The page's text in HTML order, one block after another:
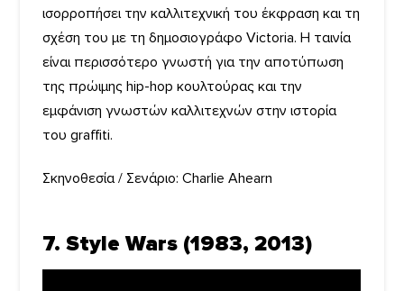
ισορροπήσει την καλλιτεχνική του έκφραση και τη
σχέση του με τη δημοσιογράφο Victoria. Η ταινία
είναι περισσότερο γνωστή για την αποτύπωση
της πρώιμης hip-hop κουλτούρας και την
εμφάνιση γνωστών καλλιτεχνών στην ιστορία
του graffiti.
Σκηνοθεσία / Σενάριο: Charlie Ahearn
7. Style Wars (1983, 2013)